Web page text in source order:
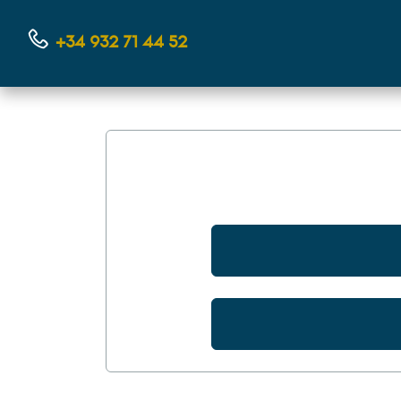
Contáctanos por teléfono
+34 932 71 44 52